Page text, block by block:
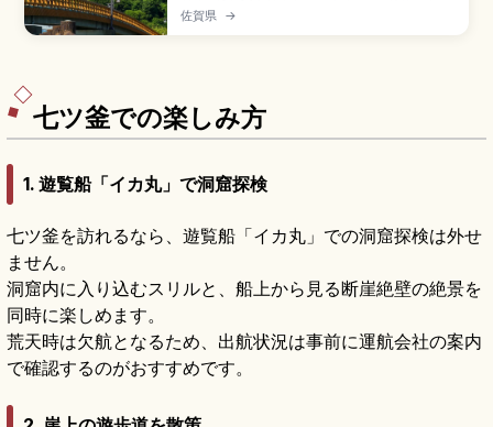
城」で、寺沢広高が1608年に完成させた歴史的な
城。天守閣5階展望フロア(大人500円)から玄界灘
佐賀県 →
七ツ釜での楽しみ方
1. 遊覧船「イカ丸」で洞窟探検
七ツ釜を訪れるなら、遊覧船「イカ丸」での洞窟探検は外せ
ません。
洞窟内に入り込むスリルと、船上から見る断崖絶壁の絶景を
同時に楽しめます。
荒天時は欠航となるため、出航状況は事前に運航会社の案内
で確認するのがおすすめです。